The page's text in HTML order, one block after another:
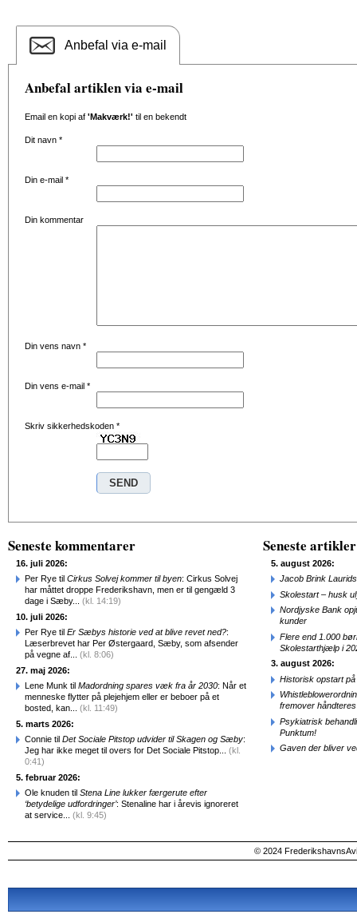
Anbefal via e-mail
Anbefal artiklen via e-mail
Email en kopi af 'Makværk!' til en bekendt
Dit navn *
Din e-mail *
Din kommentar
Din vens navn *
Din vens e-mail *
Skriv sikkerhedskoden *
Seneste kommentarer
16. juli 2026:
Per Rye til Cirkus Solvej kommer til byen: Cirkus Solvej
har måttet droppe Frederikshavn, men er til gengæld 3
dage i Sæby... (kl. 14:19)
10. juli 2026:
Per Rye til Er Sæbys historie ved at blive revet ned?:
Læserbrevet har Per Østergaard, Sæby, som afsender
på vegne af... (kl. 8:06)
27. maj 2026:
Lene Munk til Madordning spares væk fra år 2030: Når et
menneske flytter på plejehjem eller er beboer på et
bosted, kan... (kl. 11:49)
5. marts 2026:
Connie til Det Sociale Pitstop udvider til Skagen og Sæby:
Jeg har ikke meget til overs for Det Sociale Pitstop... (kl.
0:41)
5. februar 2026:
Ole knuden til Stena Line lukker færgerute efter
‘betydelige udfordringer’: Stenaline har i årevis ignoreret
at service... (kl. 9:45)
Seneste artikler
5. august 2026:
Jacob Brink
Skolestart – husk
Nordjyske Bank
kunder
Flere end 1.000
Skolestarthjælp i
3. august 2026:
Historisk opstart
fremover
Psykiatrisk
Punktum!
Gaven der bliver
© 2024